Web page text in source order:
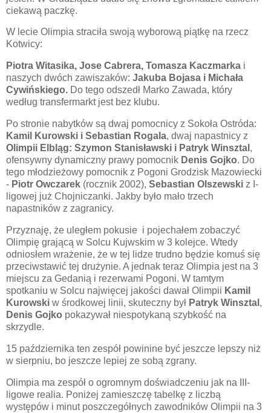
ciekawą paczkę.
W lecie Olimpia straciła swoją wyborową piątkę na rzecz
Kotwicy:
Piotra Witasika, Jose Cabrera, Tomasza Kaczmarka i
naszych dwóch zawiszaków: Jakuba Bojasa i Michała
Cywińskiego. Do tego odszedł Marko Zawada, który
według transfermarkt jest bez klubu.
Po stronie nabytków są dwaj pomocnicy z Sokoła Ostróda:
Kamil Kurowski i Sebastian Rogala, dwaj napastnicy z
Olimpii Elbląg: Szymon Stanisławski i Patryk Winsztal ,
ofensywny dynamiczny prawy pomocnik Denis Gojko. Do
tego młodzieżowy pomocnik z Pogoni Grodzisk Mazowiecki
- Piotr Owczarek (rocznik 2002), Sebastian Olszewski z I-
ligowej już Chojniczanki. Jakby było mało trzech
napastników z zagranicy.
Przyznaję, że uległem pokusie i pojechałem zobaczyć
Olimpię grającą w Solcu Kujwskim w 3 kolejce. Wtedy
odniosłem wrażenie, że w tej lidze trudno będzie komuś się
przeciwstawić tej drużynie. A jednak teraz Olimpia jest na 3
miejscu za Gedanią i rezerwami Pogoni. W tamtym
spotkaniu w Solcu najwięcej jakości dawał Olimpii Kamil
Kurowski w środkowej linii, skuteczny był Patryk Winsztal ,
Denis Gojko pokazywał niespotykaną szybkość na
skrzydle.
15 października ten zespół powinine być jeszcze lepszy niż
w sierpniu, bo jeszcze lepiej ze sobą zgrany.
Olimpia ma zespół o ogromnym doświadczeniu jak na III-
ligowe realia. Poniżej zamieszczę tabelkę z liczbą
występów i minut poszczegółnych zawodników Olimpii na 3